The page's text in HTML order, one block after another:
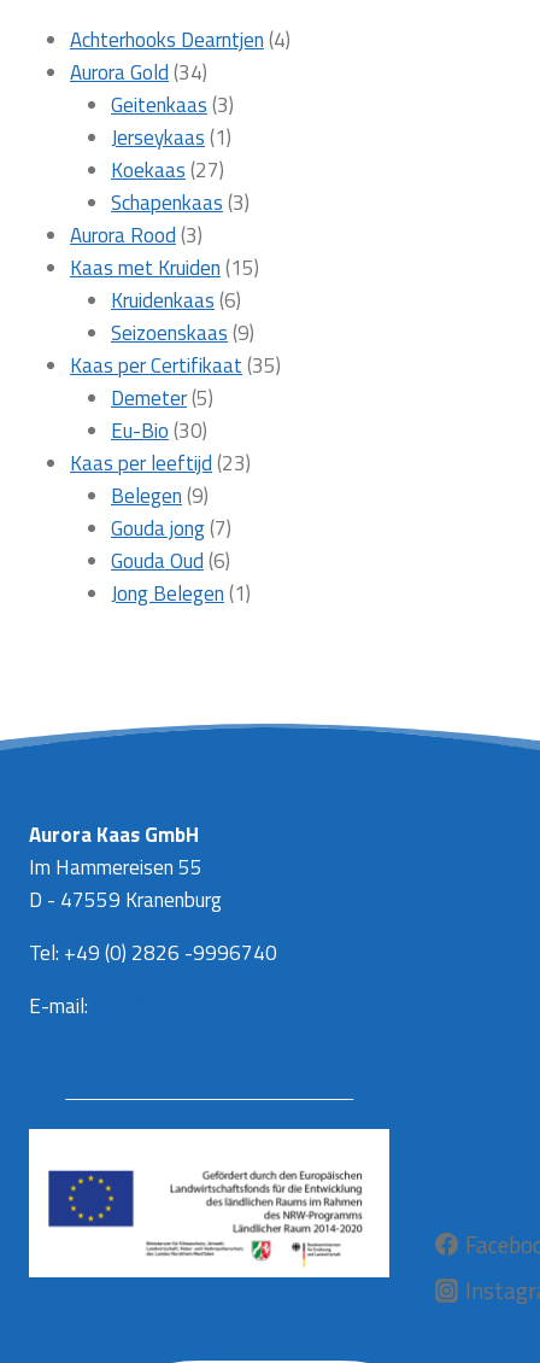
Achterhooks Dearntjen 44
Aurora Gold 3434
producten
Geitenkaas 33
producten
Jerseykaas 11
Koekaas 2727
producten
Schapenkaas 33
Aurora Rood 33
producten
Kaas met Kruiden 1515
Kruidenkaas 66
producten
Seizoenskaas 99
producten
Kaas per Certifikaat 3535
Demeter 55
Eu-Bio 3030
producten
Kaas per leeftijd 2323
Belegen 99
producten
Gouda jong 77
producten
Gouda Oud 66
producten
Jong Belegen 11
Aurora Kaas GmbH
Im Hammereisen 55
D - 47559 Kranenburg
Tel: +49 (0) 2826 -9996740
E-mail: